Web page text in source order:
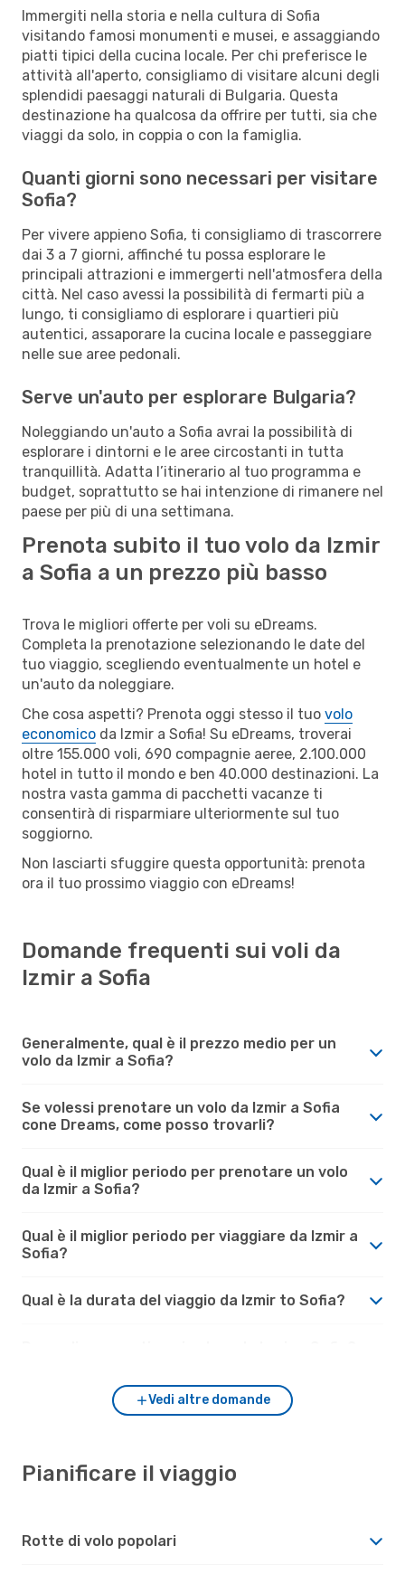
Immergiti nella storia e nella cultura di Sofia
visitando famosi monumenti e musei, e assaggiando
piatti tipici della cucina locale. Per chi preferisce le
attività all'aperto, consigliamo di visitare alcuni degli
splendidi paesaggi naturali di Bulgaria. Questa
destinazione ha qualcosa da offrire per tutti, sia che
viaggi da solo, in coppia o con la famiglia.
Quanti giorni sono necessari per visitare
Sofia?
Per vivere appieno Sofia, ti consigliamo di trascorrere
dai 3 a 7 giorni, affinché tu possa esplorare le
principali attrazioni e immergerti nell'atmosfera della
città. Nel caso avessi la possibilità di fermarti più a
lungo, ti consigliamo di esplorare i quartieri più
autentici, assaporare la cucina locale e passeggiare
nelle sue aree pedonali.
Serve un'auto per esplorare Bulgaria?
Noleggiando un'auto a Sofia avrai la possibilità di
esplorare i dintorni e le aree circostanti in tutta
tranquillità. Adatta l’itinerario al tuo programma e
budget, soprattutto se hai intenzione di rimanere nel
paese per più di una settimana.
Prenota subito il tuo volo da Izmir
a Sofia a un prezzo più basso
Trova le migliori offerte per voli su eDreams.
Completa la prenotazione selezionando le date del
tuo viaggio, scegliendo eventualmente un hotel e
un'auto da noleggiare.
Che cosa aspetti? Prenota oggi stesso il tuo volo
economico da Izmir a Sofia! Su eDreams, troverai
oltre 155.000 voli, 690 compagnie aeree, 2.100.000
hotel in tutto il mondo e ben 40.000 destinazioni. La
nostra vasta gamma di pacchetti vacanze ti
consentirà di risparmiare ulteriormente sul tuo
soggiorno.
Non lasciarti sfuggire questa opportunità: prenota
ora il tuo prossimo viaggio con eDreams!
Domande frequenti sui voli da
Izmir a Sofia
Generalmente, qual è il prezzo medio per un
volo da Izmir a Sofia?
Se volessi prenotare un volo da Izmir a Sofia
cone Dreams, come posso trovarli?
Qual è il miglior periodo per prenotare un volo
da Izmir a Sofia?
Qual è il miglior periodo per viaggiare da Izmir a
Sofia?
Qual è la durata del viaggio da Izmir to Sofia?
Vedi altre domande
Pianificare il viaggio
Rotte di volo popolari